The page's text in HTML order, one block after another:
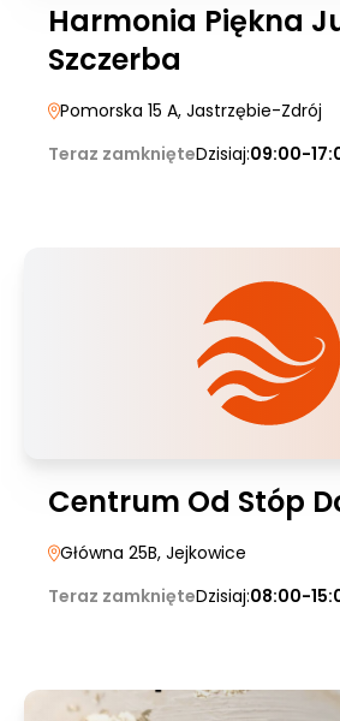
Harmonia Piękna
Szczerba
Pomorska 15 A, Jastrzębie-Zdrój
Teraz zamknięteDzisiaj:09:00-
Centrum Od Stóp
Główna 25B, Jejkowice
Teraz zamknięteDzisiaj:08:00-